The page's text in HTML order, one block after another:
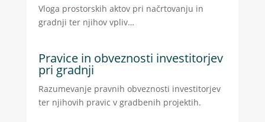
Vloga prostorskih aktov pri načrtovanju in
gradnji ter njihov vpliv…
Pravice in obveznosti investitorjev
pri gradnji
Razumevanje pravnih obveznosti investitorjev
ter njihovih pravic v gradbenih projektih.